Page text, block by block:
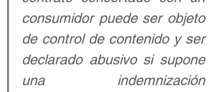
consumidor puede ser objeto
de control de contenido y ser
declarado abusivo si supone
una indemnización